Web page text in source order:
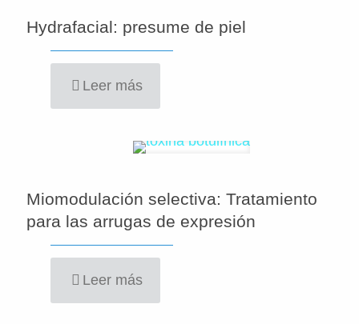
Hydrafacial: presume de piel
Leer más
Miomodulación selectiva: Tratamiento
para las arrugas de expresión
Leer más